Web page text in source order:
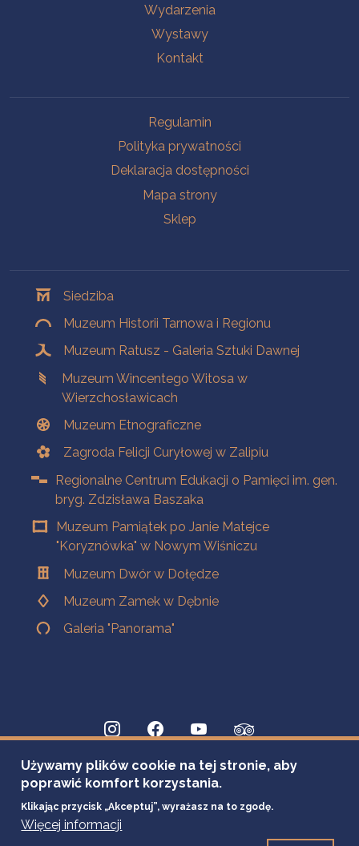
Wydarzenia
Wystawy
Kontakt
Regulamin
Polityka prywatności
Deklaracja dostępności
Mapa strony
Sklep
Siedziba
Muzeum Historii Tarnowa i Regionu
Muzeum Ratusz - Galeria Sztuki Dawnej
Muzeum Wincentego Witosa w
Wierzchosławicach
Muzeum Etnograficzne
Zagroda Felicji Curyłowej w Zalipiu
Regionalne Centrum Edukacji o Pamięci im. gen.
bryg. Zdzisława Baszaka
Muzeum Pamiątek po Janie Matejce
"Koryznówka" w Nowym Wiśniczu
Muzeum Dwór w Dołędze
Muzeum Zamek w Dębnie
Galeria "Panorama"
Używamy plików cookie na tej stronie, aby
poprawić komfort korzystania.
Klikając przycisk „Akceptuj”, wyrażasz na to zgodę.
Więcej informacji